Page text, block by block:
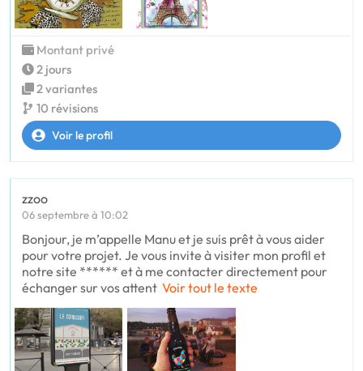
Montant privé
2 jours
2 variantes
10 révisions
Voir le profil
zzoo
06 septembre à 10:02
Bonjour, je m’appelle Manu et je suis prêt à vous aider
pour votre projet. Je vous invite à visiter mon profil et
notre site ****** et à me contacter directement pour
échanger sur vos attent Voir tout le texte